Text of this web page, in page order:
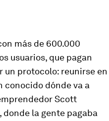
más de 600.000
usuarios, que pagan
un protocolo: reunirse en
conocido dónde va a
Scott
la gente pagaba